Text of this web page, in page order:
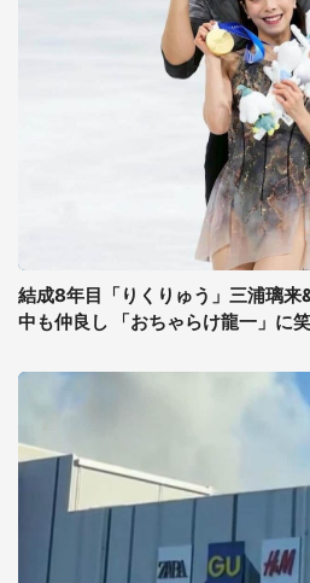
結成8年目「りくりゅう」三浦璃来
中も仲良し 「おちゃらけ龍一」に